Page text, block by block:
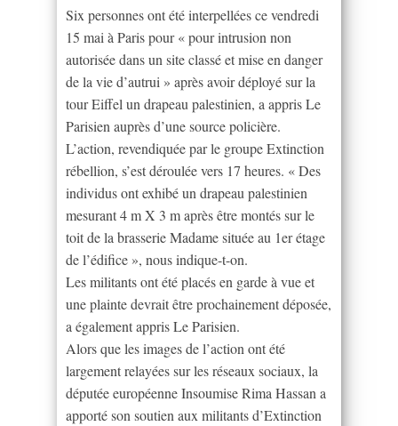
Six personnes ont été interpellées ce vendredi
15 mai à Paris pour « pour intrusion non
autorisée dans un site classé et mise en danger
de la vie d’autrui » après avoir déployé sur la
tour Eiffel un drapeau palestinien, a appris Le
Parisien auprès d’une source policière.
L’action, revendiquée par le groupe Extinction
rébellion, s’est déroulée vers 17 heures. « Des
individus ont exhibé un drapeau palestinien
mesurant 4 m X 3 m après être montés sur le
toit de la brasserie Madame située au 1er étage
de l’édifice », nous indique-t-on.
Les militants ont été placés en garde à vue et
une plainte devrait être prochainement déposée,
a également appris Le Parisien.
Alors que les images de l’action ont été
largement relayées sur les réseaux sociaux, la
députée européenne Insoumise Rima Hassan a
apporté son soutien aux militants d’Extinction